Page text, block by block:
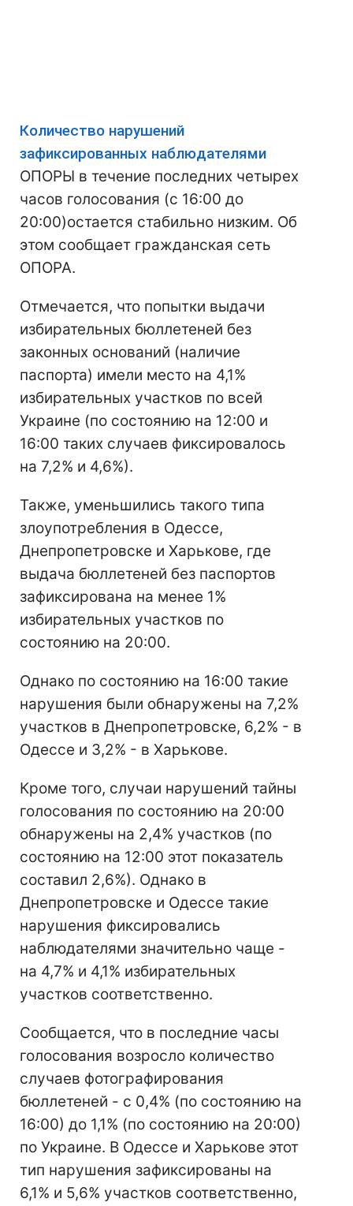
Количество нарушений
зафиксированных наблюдателями
ОПОРЫ в течение последних четырех
часов голосования (с 16:00 до
20:00)остается стабильно низким. Об
этом сообщает гражданская сеть
ОПОРА.
Отмечается, что попытки выдачи
избирательных бюллетеней без
законных оснований (наличие
паспорта) имели место на 4,1%
избирательных участков по всей
Украине (по состоянию на 12:00 и
16:00 таких случаев фиксировалось
на 7,2% и 4,6%).
Также, уменьшились такого типа
злоупотребления в Одессе,
Днепропетровске и Харькове, где
выдача бюллетеней без паспортов
зафиксирована на менее 1%
избирательных участков по
состоянию на 20:00.
Однако по состоянию на 16:00 такие
нарушения были обнаружены на 7,2%
участков в Днепропетровске, 6,2% - в
Одессе и 3,2% - в Харькове.
Кроме того, случаи нарушений тайны
голосования по состоянию на 20:00
обнаружены на 2,4% участков (по
состоянию на 12:00 этот показатель
составил 2,6%). Однако в
Днепропетровске и Одессе такие
нарушения фиксировались
наблюдателями значительно чаще -
на 4,7% и 4,1% избирательных
участков соответственно.
Сообщается, что в последние часы
голосования возросло количество
случаев фотографирования
бюллетеней - с 0,4% (по состоянию на
16:00) до 1,1% (по состоянию на 20:00)
по Украине. В Одессе и Харькове этот
тип нарушения зафиксированы на
6,1% и 5,6% участков соответственно,